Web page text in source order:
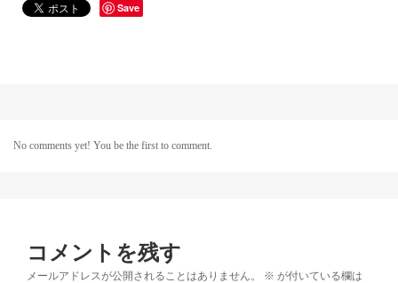
Save
No comments yet! You be the first to comment.
コメントを残す
メールアドレスが公開されることはありません。 ※ が付いている欄は